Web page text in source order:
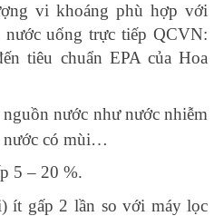
vi khoáng phù hợp với
nước uống trực tiếp QCVN:
tiêu chuẩn EPA của Hoa
nước như nước nhiễm
nước có mùi…
5 – 20 %.
ít gấp 2 lần so với máy lọc